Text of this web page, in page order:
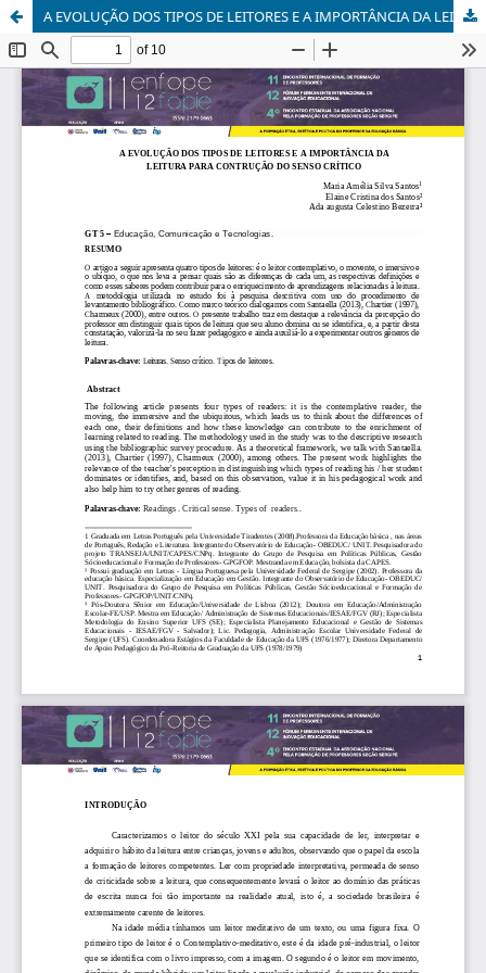
A EVOLUÇÃO DOS TIPOS DE LEITORES E A IMPORTÂNCIA DA LEITURA PARA CONSTRUÇÃO DO SENSO CRÍTICO